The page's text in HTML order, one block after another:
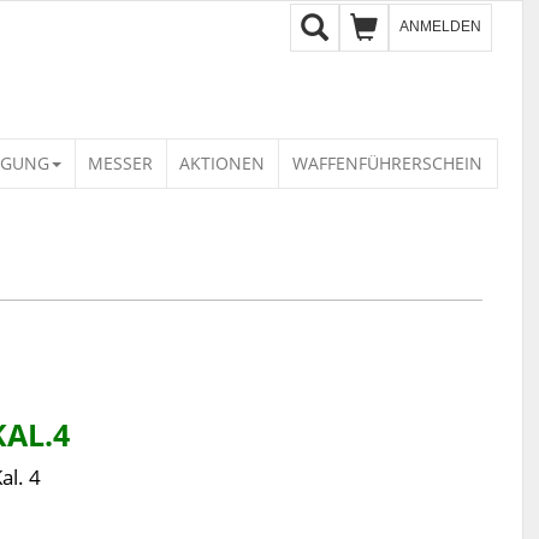
ANMELDEN
MESSER AKTIONEN WAFFENFÜHRERSCHEIN
4